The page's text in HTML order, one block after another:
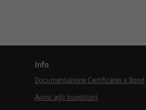
Info
Documentazione Certificates e Bond
Avvisi agli Investitori
Australia, Giappone o negli Altri
States Person secondo la definizione